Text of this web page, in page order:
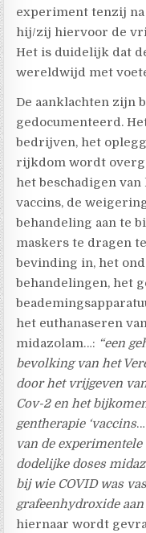
experiment tenzij
hij/zij hiervoor de
Het is duidelijk dat
wereldwijd met
De aanklachten zijn
gedocumenteerd.
bedrijven, het
rijkdom wordt
het beschadigen
vaccins, de
behandeling aan te
maskers te dragen
bevinding in, het
behandelingen, het
het euthanaseren
midazolam…: “een
bevolking van het
door het vrijgeven
Cov-2 en het
gentherapie ‘vaccins…
van de
dodelijke doses
bij wie COVID was
grafeenhydroxide
hiernaar wordt